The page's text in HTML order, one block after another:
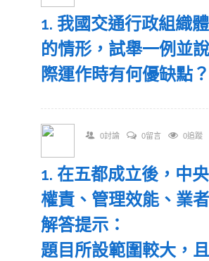
1. 我國交通行政組織
的情形，試舉一例並
際運作時有何優缺點？
0討論 0留言 0追蹤
1. 在五都成立後，中
權責、管理效能、業
解答提示：
題目所設範圍較大，